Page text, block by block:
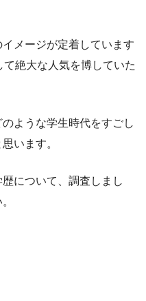
メージが定着しています
絶大な人気を博していた
ような学生時代をすごし
います。
について、調査しまし